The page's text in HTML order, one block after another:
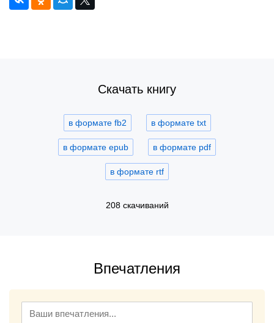
Скачать книгу
в формате fb2 в формате txt
в формате epub в формате pdf
в формате rtf
208 скачиваний
Впечатления